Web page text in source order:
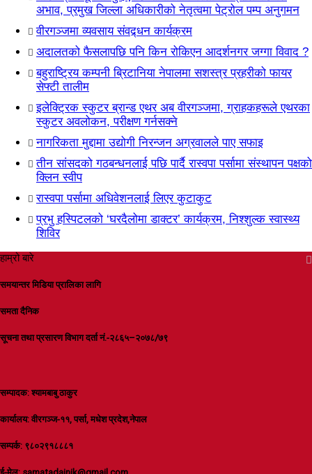
अभाव, प्रमुख जिल्ला अधिकारीको नेतृत्वमा पेट्रोल पम्प अनुगमन
वीरगञ्जमा व्यवसाय संवद्र्धन कार्यक्रम
अदालतको फैसलापछि पनि किन रोकिएन आदर्शनगर जग्गा विवाद ?
बहुराष्ट्रिय कम्पनी ब्रिटानिया नेपालमा सशस्त्र प्रहरीको फायर
सेफ्टी तालीम
इलेक्ट्रिक स्कुटर ब्रान्ड एथर अब वीरगञ्जमा, ग्राहकहरूले एथरका
स्कुटर अवलोकन, परीक्षण गर्नसक्ने
नागरिकता मुद्दामा उद्योगी निरन्जन अग्रवालले पाए सफाइ
तीन सांसदको गठबन्धनलाई पछि पार्दै रास्वपा पर्सामा संस्थापन पक्षको
क्लिन स्वीप
रास्वपा पर्सामा अधिवेशनलाई लिएर कुटाकुट
प्रभु हस्पिटलको ‘घरदैलोमा डाक्टर’ कार्यक्रम, निश्शुल्क स्वास्थ्य
शिविर
हाम्रो बारे
समयान्तर मिडिया प्रालिका लागि
समता दैनिक
सूचना तथा प्रसारण विभाग दर्ता नं.-२८६५–२०७८/७९
सम्पादक: श्यामबाबु ठाकुर
कार्यालय: वीरगञ्ज-११, पर्सा, मधेश प्रदेश,नेपाल
सम्पर्क: ९८०२९१८८८१